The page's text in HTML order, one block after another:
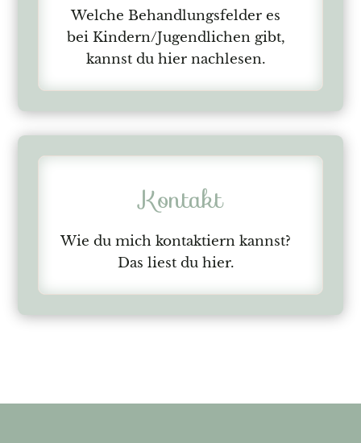
Welche Behandlungsfelder es
bei Kindern/Jugendlichen gibt,
kannst du hier nachlesen.
Kontakt
Wie du mich kontaktiern kannst?
Das liest du hier.